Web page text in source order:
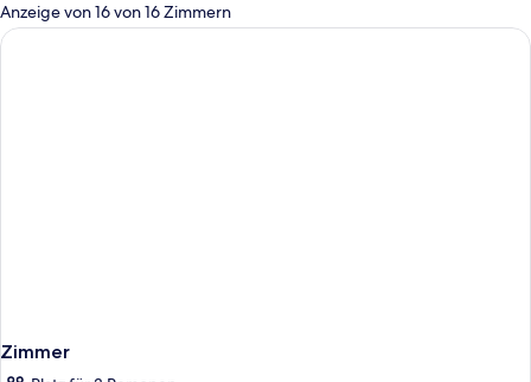
Zimmer
Anzeige von 16 von 16 Zimmern
Zimmer